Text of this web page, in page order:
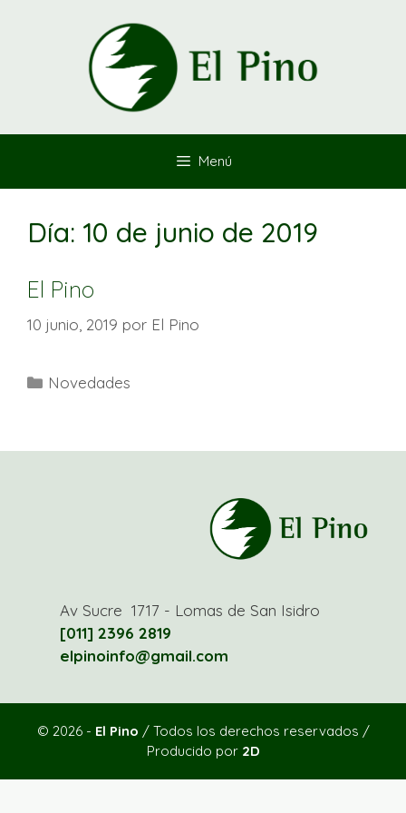
Menú
Día: 10 de junio de 2019
El Pino
10 junio, 2019 por El Pino
Categorías
Novedades
Av Sucre 1717 - Lomas de San Isidro
[011] 2396 2819
elpinoinfo@gmail.com
© 2026 - El Pino / Todos los derechos reservados /
Producido por 2D